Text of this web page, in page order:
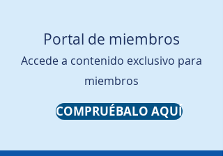
Portal de miembros
Accede a contenido exclusivo para
miembros
COMPRUÉBALO AQUÍ